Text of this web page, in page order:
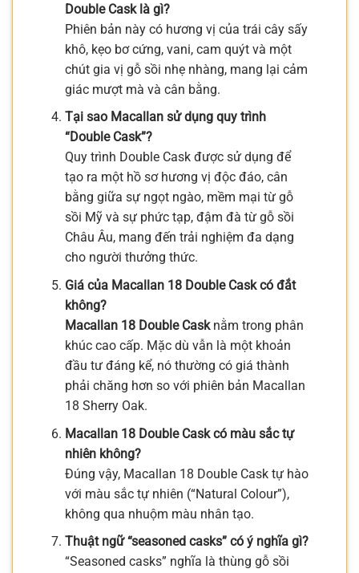
Double Cask là gì?
Phiên bản này có hương vị của trái cây sấy
khô, kẹo bơ cứng, vani, cam quýt và một
chút gia vị gỗ sồi nhẹ nhàng, mang lại cảm
giác mượt mà và cân bằng.
Tại sao Macallan sử dụng quy trình
“Double Cask”?
Quy trình Double Cask được sử dụng để
tạo ra một hồ sơ hương vị độc đáo, cân
bằng giữa sự ngọt ngào, mềm mại từ gỗ
sồi Mỹ và sự phức tạp, đậm đà từ gỗ sồi
Châu Âu, mang đến trải nghiệm đa dạng
cho người thưởng thức.
Giá của Macallan 18 Double Cask có đắt
không?
Macallan 18 Double Casknằm trong phân
khúc cao cấp. Mặc dù vẫn là một khoản
đầu tư đáng kể, nó thường có giá thành
phải chăng hơn so với phiên bản Macallan
18 Sherry Oak.
Macallan 18 Double Cask có màu sắc tự
nhiên không?
Đúng vậy, Macallan 18 Double Cask tự hào
với màu sắc tự nhiên (“Natural Colour”),
không qua nhuộm màu nhân tạo.
Thuật ngữ “seasoned casks” có ý nghĩa gì?
“Seasoned casks” nghĩa là thùng gỗ sồi